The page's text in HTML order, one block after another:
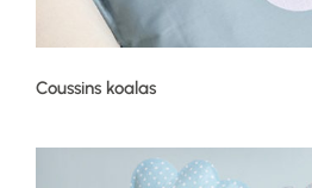
Coussins koalas